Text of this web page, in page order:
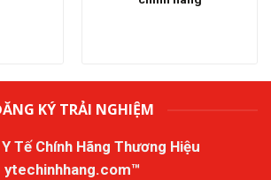
KÝ TRẢI NGHIỆM
Tế Chính Hãng Thương Hiệu
ytechinhhang.com™